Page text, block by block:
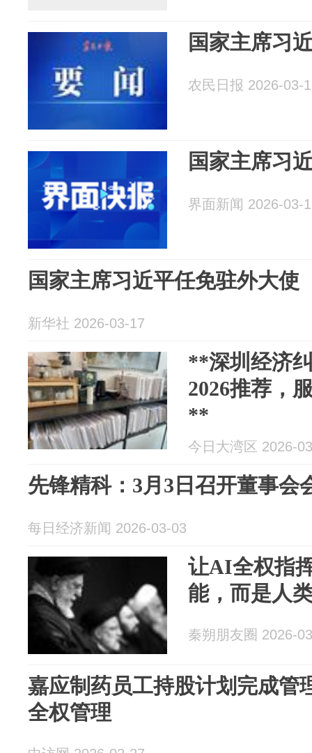
国家主席习
农民日报 2026-03-
国家主席习
界面新闻 2026-03-
国家主席习近平任免驻外大使
新华社 2026-03-17
**深圳经济
2026推荐，
**
今日大湾区 2026-
先锋精科：3月3日召开董事会
每日经济新闻 2026-03-03
让AI全权指
能，而是人
秦朔朋友圈 2026-
嘉应制药员工持股计划完成管
全权管理